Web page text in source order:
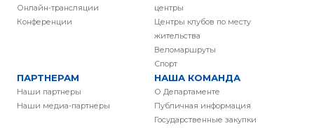
Онлайн-трансляции
Конференции
центры
Центры клубов по месту
жительства
Веломаршруты
Спорт
ПАРТНЕРАМ
Наши партнеры
Наши медиа-партнеры
НАША КОМАНДА
О Департаменте
Публичная информация
Государственные закупки